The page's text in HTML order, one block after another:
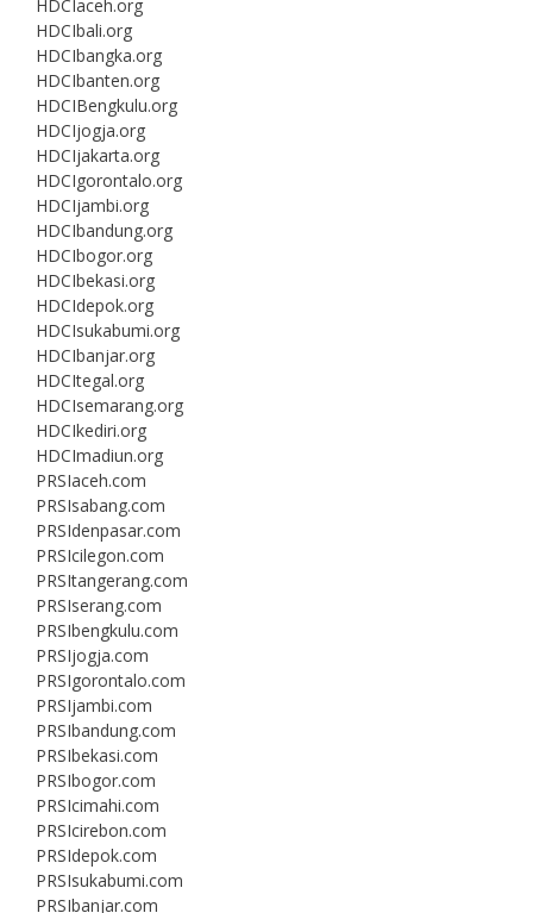
HDCIaceh.org
HDCIbali.org
HDCIbangka.org
HDCIbanten.org
HDCIBengkulu.org
HDCIjogja.org
HDCIjakarta.org
HDCIgorontalo.org
HDCIjambi.org
HDCIbandung.org
HDCIbogor.org
HDCIbekasi.org
HDCIdepok.org
HDCIsukabumi.org
HDCIbanjar.org
HDCItegal.org
HDCIsemarang.org
HDCIkediri.org
HDCImadiun.org
PRSIaceh.com
PRSIsabang.com
PRSIdenpasar.com
PRSIcilegon.com
PRSItangerang.com
PRSIserang.com
PRSIbengkulu.com
PRSIjogja.com
PRSIgorontalo.com
PRSIjambi.com
PRSIbandung.com
PRSIbekasi.com
PRSIbogor.com
PRSIcimahi.com
PRSIcirebon.com
PRSIdepok.com
PRSIsukabumi.com
PRSIbanjar.com